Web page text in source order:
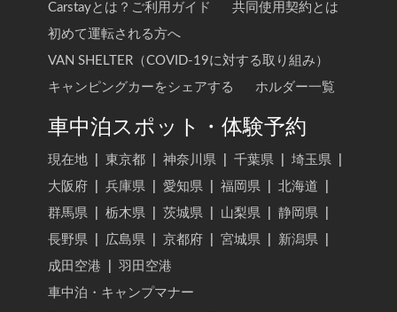
Carstayとは？ご利用ガイド
共同使用契約とは
初めて運転される方へ
VAN SHELTER（COVID-19に対する取り組み）
キャンピングカーをシェアする
ホルダー一覧
車中泊スポット・体験予約
現在地 東京都 神奈川県 千葉県 埼玉県
大阪府
兵庫県 愛知県 福岡県 北海道
群馬県
栃木県 茨城県 山梨県 静岡県
長野県
広島県 京都府 宮城県 新潟県
成田空港
羽田空港
車中泊・キャンプマナー